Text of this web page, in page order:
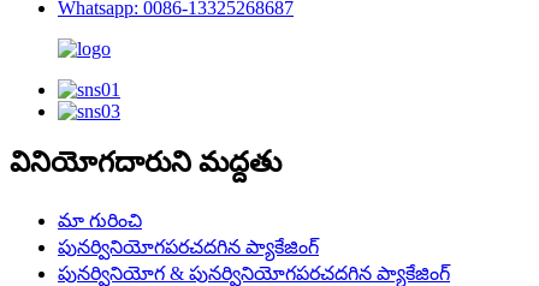
Whatsapp: 0086-13325268687
వినియోగదారుని మద్దతు
మా గురించి
పునర్వినియోగపరచదగిన ప్యాకేజింగ్
పునర్వినియోగ & పునర్వినియోగపరచదగిన ప్యాకేజింగ్